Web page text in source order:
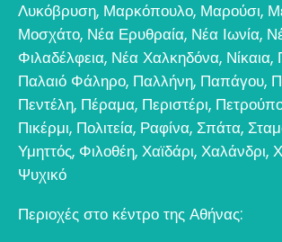
Λυκόβρυση, Μαρκόπουλο, Μαρούσι,
Μοσχάτο, Νέα Ερυθραία, Νέα Ιωνία,
Φιλαδέλφεια, Νέα Χαλκηδόνα, Νίκαια,
Παλαιό Φάληρο, Παλλήνη, Παπάγου,
Πεντέλη, Πέραμα, Περιστέρι,
Πικέρμι, Πολιτεία, Ραφίνα, Σπάτα,
Υμηττός, Φιλοθέη, Χαϊδάρι, Χαλάνδρι,
Ψυχικό
Περιοχές στο κέντρο της Αθήνας: